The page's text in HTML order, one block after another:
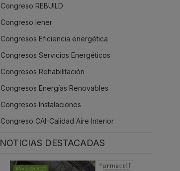
Congreso REBUILD
Congreso Iener
Congresos Eficiencia energética
Congresos Servicios Energéticos
Congresos Rehabilitación
Congresos Energías Renovables
Congresos Instalaciones
Congreso CAI-Calidad Aire Interior
NOTICIAS DESTACADAS